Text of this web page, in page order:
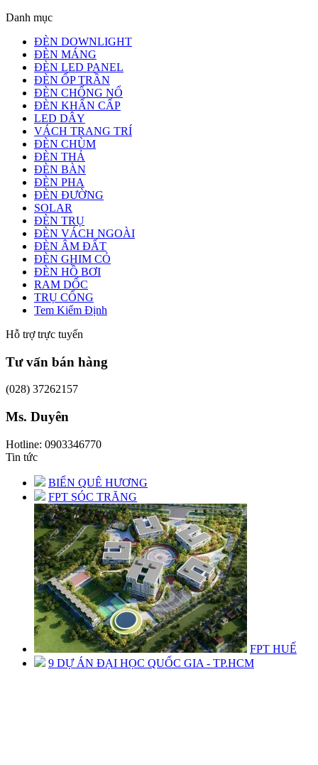
Danh mục
ĐÈN DOWNLIGHT
ĐÈN MÁNG
ĐÈN LED PANEL
ĐÈN ỐP TRẦN
ĐÈN CHỐNG NỔ
ĐÈN KHẨN CẤP
LED DÂY
VÁCH TRANG TRÍ
ĐÈN CHÙM
ĐÈN THẢ
ĐÈN BÀN
ĐÈN PHA
ĐÈN ĐƯỜNG
SOLAR
ĐÈN TRỤ
ĐÈN VÁCH NGOÀI
ĐÈN ÂM ĐẤT
ĐÈN GHIM CỎ
ĐÈN HỒ BƠI
RAM DỐC
TRỤ CỔNG
Tem Kiểm Định
Hỗ trợ trực tuyến
Tư vấn bán hàng
(028) 37262157
Ms. Duyên
Hotline: 0903346770
Tin tức
BIỂN QUÊ HƯƠNG
FPT SÓC TRĂNG
FPT HUẾ
9 DỰ ÁN ĐẠI HỌC QUỐC GIA - TP.HCM